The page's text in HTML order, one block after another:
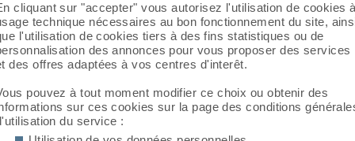
contre méfie-toi à 13H59 et à 14h05! [Mode sarcastique off]
innocente, si c'était si simple d'y répondre, on se
cliquant sur "accepter" vous autorisez l'utilisation de cookies à
technique nécessaires au bon fonctionnement du site,
l'utilisation de cookies tiers à des fins statistiques ou de
des annonces pour vous proposer des services
des offres adaptées à vos centres d'interêt.
pouvez à tout moment modifier ce choix ou obtenir des
sur ces cookies sur la page des conditions
du service :